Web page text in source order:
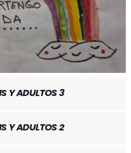
Y ADULTOS 2
Y ADULTOS 3